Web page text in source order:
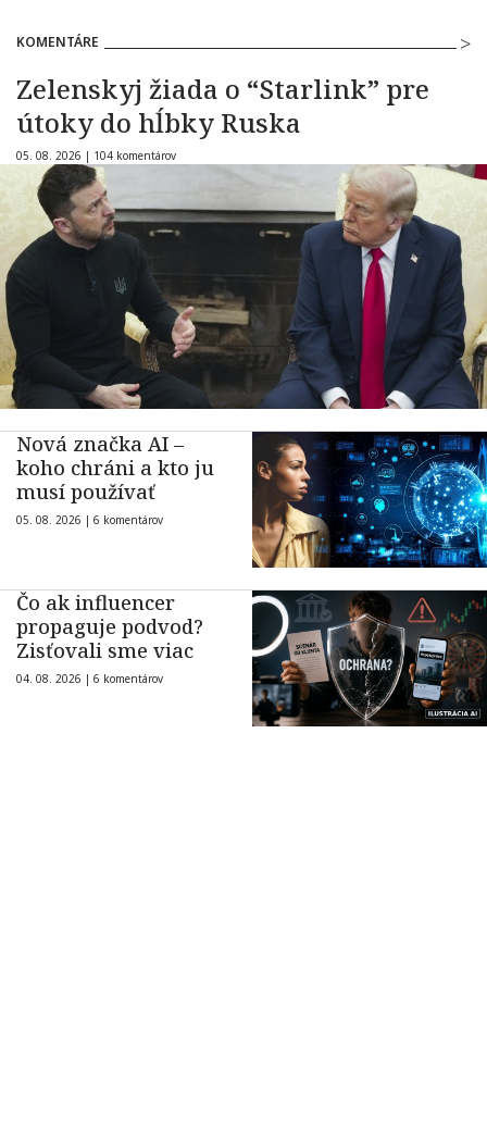
KOMENTÁRE
Zelenskyj žiada o “Starlink” pre
útoky do hĺbky Ruska
05. 08. 2026 | 104 komentárov
Nová značka AI –
koho chráni a kto ju
musí používať
05. 08. 2026 | 6 komentárov
Čo ak influencer
propaguje podvod?
Zisťovali sme viac
04. 08. 2026 | 6 komentárov